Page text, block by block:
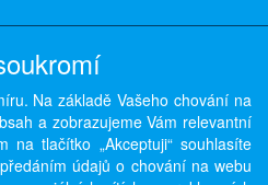
Na základě Vašeho chování na
a zobrazujeme Vám relevantní
na tlačítko „Akceptuji“ souhlasíte
údajů o chování na webu